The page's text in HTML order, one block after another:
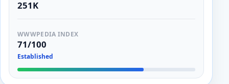
251K
WWWPEDIA INDEX
71/100
Established